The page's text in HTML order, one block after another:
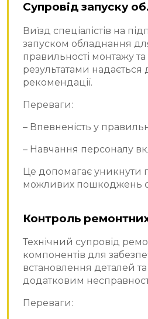
Супровід запуску
Виїзд спеціалістів на
запуском обладнання
правильності монтажу
результатами надається
рекомендації.
Переваги:
– Впевненість у
– Навчання персоналу
Це допомагає уникнути
можливих пошкоджень
Контроль
Технічний супровід
компонентів для
встановлення деталей та
додатковим
Переваги: